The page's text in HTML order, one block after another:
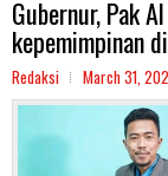
Gubernur, Pak
kepemimpinan
Redaksi March 31,